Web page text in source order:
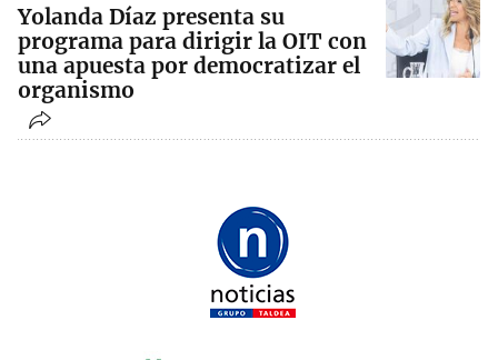
Yolanda Díaz presenta su
programa para dirigir la OIT con
una apuesta por democratizar el
organismo